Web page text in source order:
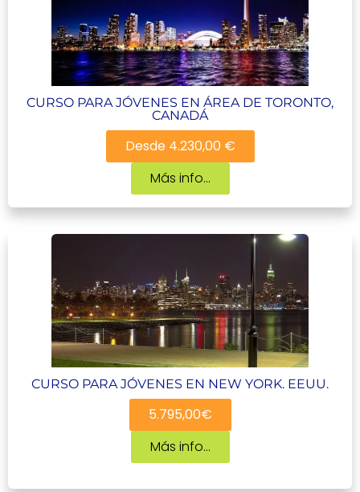
CURSO PARA JÓVENES EN ÁREA DE TORONTO,
CANADÁ
Desde 4.230,00 €
Más info...
CURSO PARA JÓVENES EN NEW YORK. EEUU.
5.795,00€
Más info...